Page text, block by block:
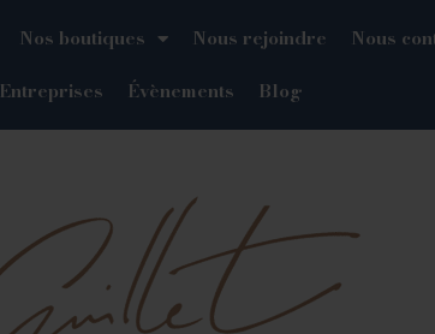
Nos boutiques Nous rejoindre
Nous
Entreprises
Évènements Blog